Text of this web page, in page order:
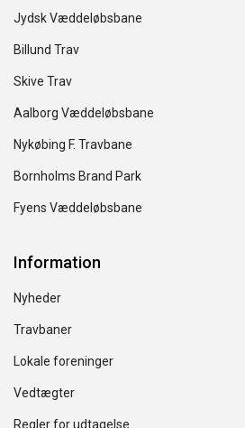
Jydsk Væddeløbsbane
Billund Trav
Skive Trav
Aalborg Væddeløbsbane
Nykøbing F. Travbane
Bornholms Brand Park
Fyens Væddeløbsbane
Information
Nyheder
Travbaner
Lokale foreninger
Vedtægter
Regler for udtagelse